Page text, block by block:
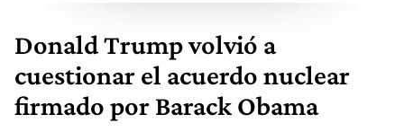
Donald Trump volvió a
cuestionar el acuerdo nuclear
firmado por Barack Obama